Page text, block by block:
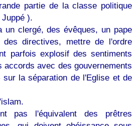
partie de la classe politique
).
un clergé, des évêques, un pape
des directives, mettre de l'ordre
parfois explosif des sentiments
accords avec des gouvernements
la séparation de l'Eglise et de
pas l'équivalent des prêtres